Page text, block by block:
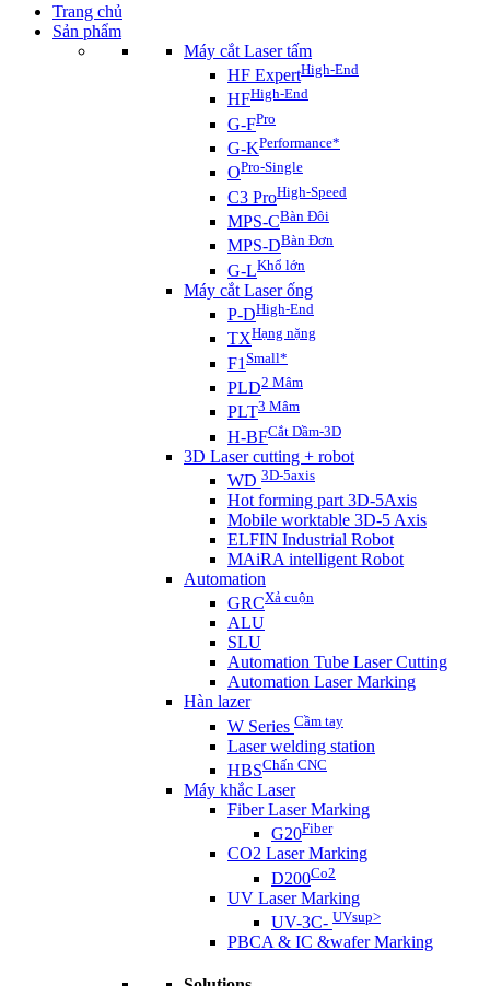
Trang chủ
Sản phẩm
Máy cắt Laser tấm
HF ExpertHigh-End
HFHigh-End
G-FPro
G-KPerformance*
OPro-Single
C3 ProHigh-Speed
MPS-CBàn Đôi
MPS-DBàn Đơn
G-LKhổ lớn
Máy cắt Laser ống
P-DHigh-End
TXHạng nặng
F1 Small*
PLD2 Mâm
PLT3 Mâm
H-BFCắt Dầm-3D
3D Laser cutting + robot
WD 3D-5axis
Hot forming part 3D-5Axis
Mobile worktable 3D-5 Axis
ELFIN Industrial Robot
MAiRA intelligent Robot
Automation
GRCXả cuộn
ALU
SLU
Automation Tube Laser Cutting
Automation Laser Marking
Hàn lazer
W Series Cầm tay
Laser welding station
HBSChấn CNC
Máy khắc Laser
Fiber Laser Marking
G20Fiber
CO2 Laser Marking
D200Co2
UV Laser Marking
UV-3C- UVsup>
PBCA & IC &wafer Marking